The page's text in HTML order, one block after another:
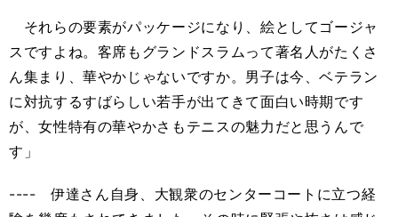
それらの要素がパッケージになり、絵としてゴージャ
スですよね。客席もグランドスラムって著名人がたくさ
ん集まり、華やかじゃないですか。男子は今、ベテラン
に対抗するすばらしい若手が出てきて面白い時期です
が、女性特有の華やかさもテニスの魅力だと思うんで
す」
---- 伊達さん自身、大観衆のセンターコートに立つ経